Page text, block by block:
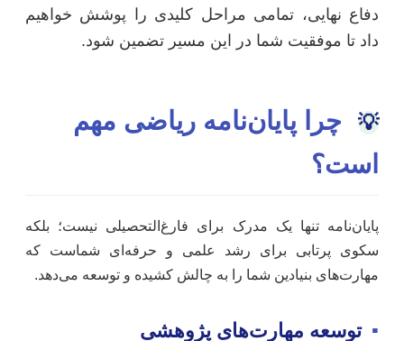
دفاع نهایی، تمامی مراحل کلیدی را پوشش خواهیم
داد تا موفقیت شما در این مسیر تضمین شود.
💡
چرا پایان‌نامه ریاضی مهم
است؟
پایان‌نامه تنها یک مدرک برای فارغ‌التحصیلی نیست؛ بلکه
سکوی پرتابی برای رشد علمی و حرفه‌ای شماست که
مهارت‌های بنیادین شما را به چالش کشیده و توسعه می‌دهد.
▪ توسعه مهارت‌های پژوهشی